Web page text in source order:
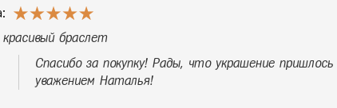
красивый браслет
Спасибо за покупку! Рады, что украшение
уважением Наталья!